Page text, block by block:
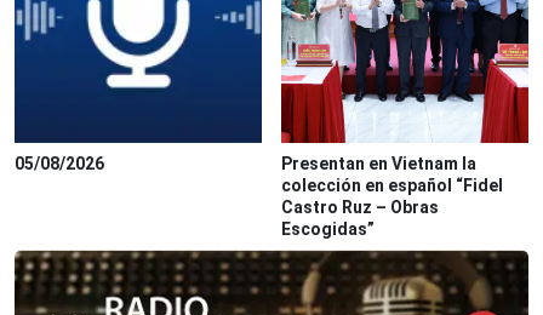
05/08/2026
Presentan en Vietnam la
colección en español “Fidel
Castro Ruz – Obras
Escogidas”